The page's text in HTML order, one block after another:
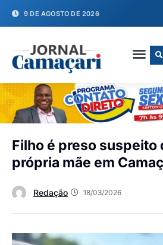
9 DE AGOSTO DE 2026
Filho é preso suspeito
própria mãe em
Redação 18/03/2026